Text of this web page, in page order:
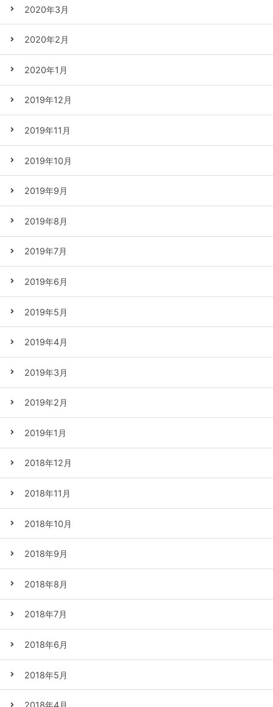
2020年3月
2020年2月
2020年1月
2019年12月
2019年11月
2019年10月
2019年9月
2019年8月
2019年7月
2019年6月
2019年5月
2019年4月
2019年3月
2019年2月
2019年1月
2018年12月
2018年11月
2018年10月
2018年9月
2018年8月
2018年7月
2018年6月
2018年5月